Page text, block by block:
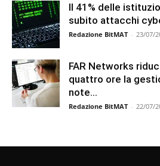
Il 41% delle
subito attacchi
Redazione BitMAT - 23/07/
FAR Networks
quattro ore la
note...
Redazione BitMAT - 22/07/